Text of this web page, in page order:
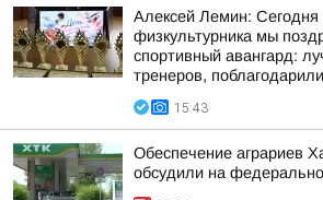
Алексей Лемин: Сегодня
физкультурника мы
спортивный авангард:
тренеров,
15:43
Обеспечение аграриев
обсудили на